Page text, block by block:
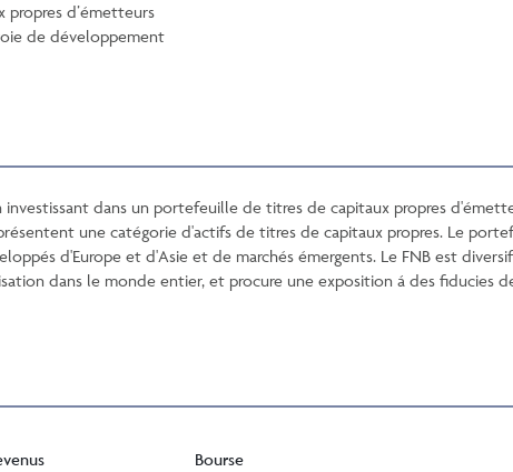
d’émetteurs
de développement
investissant dans un portefeuille de titres de capitaux propres
une catégorie d'actifs de titres de capitaux propres. Le
d'Europe et d'Asie et de marchés émergents. Le FNB est
dans le monde entier, et procure une exposition á des fiducies
Bourse